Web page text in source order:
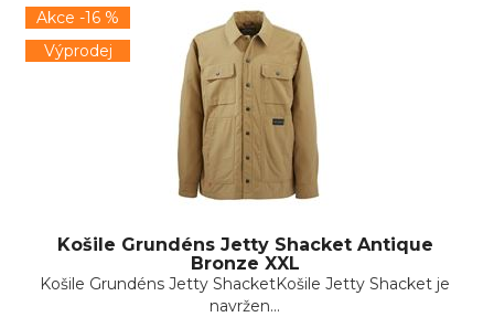
Akce -16 %
Výprodej
Košile Grundéns Jetty Shacket Antique
Bronze XXL
Košile Grundéns Jetty ShacketKošile Jetty Shacket je
navržen...